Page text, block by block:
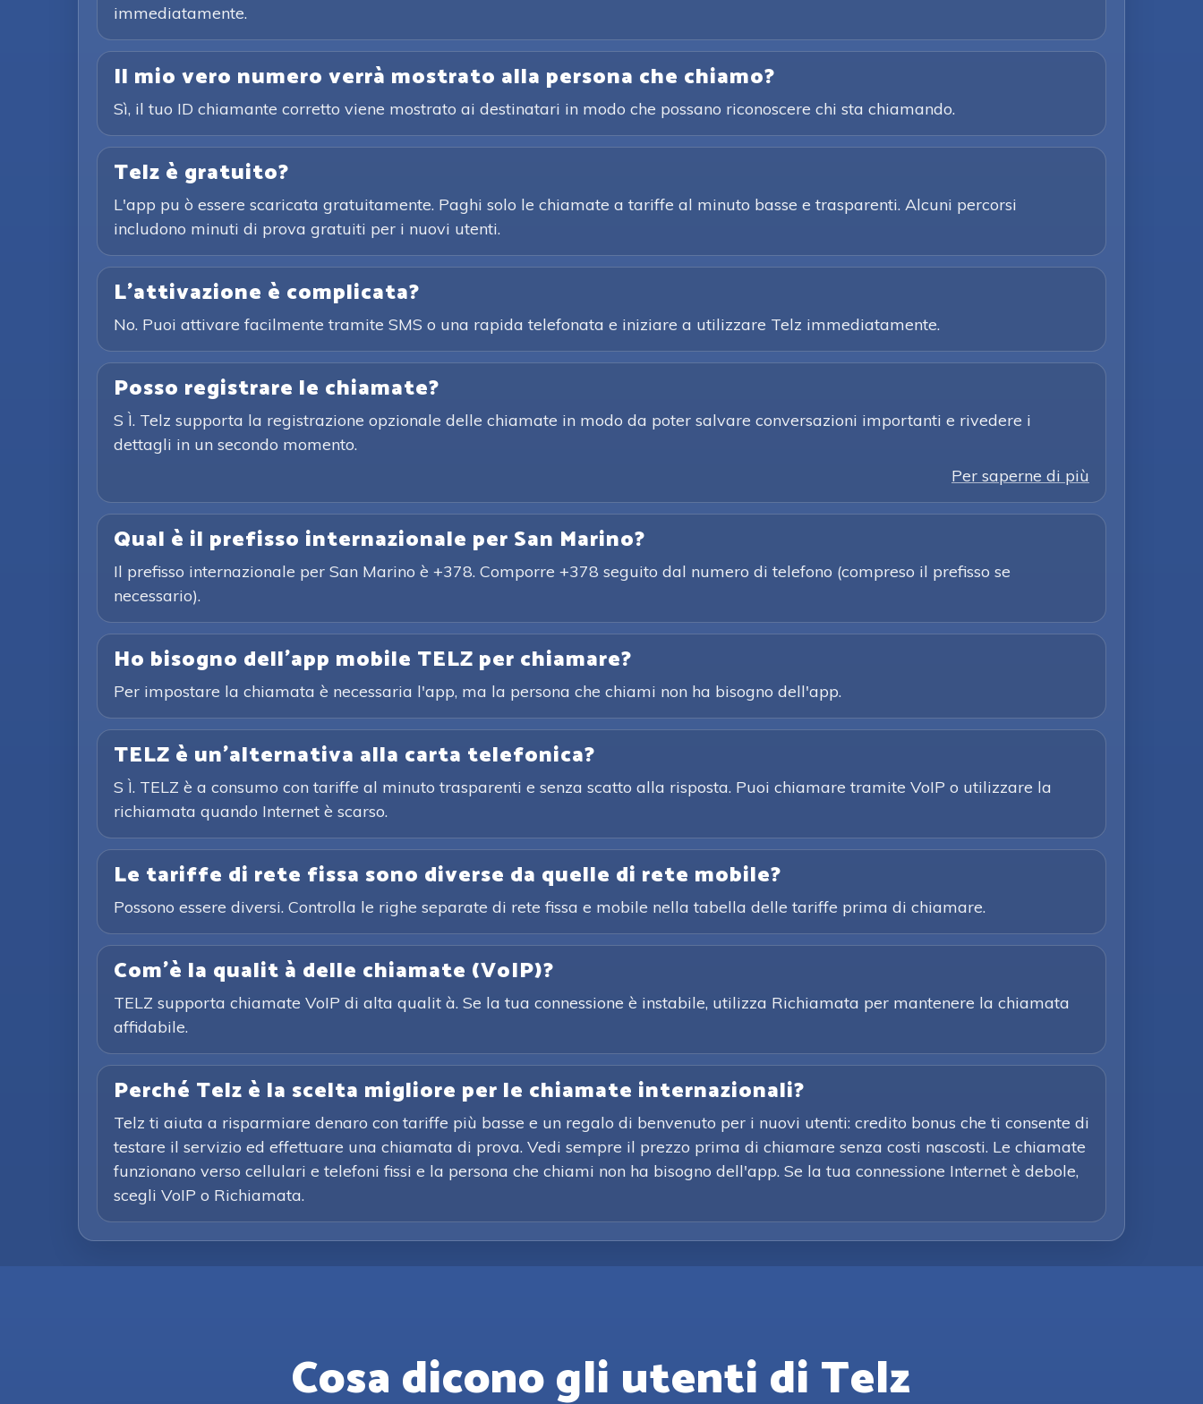
immediatamente.
Il mio vero numero verrà mostrato alla persona che chiamo?
Sì, il tuo ID chiamante corretto viene mostrato ai destinatari in modo che possano riconoscere chi sta chiamando.
Telz è gratuito?
L'app pu ò essere scaricata gratuitamente. Paghi solo le chiamate a tariffe al minuto basse e trasparenti. Alcuni percorsi
includono minuti di prova gratuiti per i nuovi utenti.
L'attivazione è complicata?
No. Puoi attivare facilmente tramite SMS o una rapida telefonata e iniziare a utilizzare Telz immediatamente.
Posso registrare le chiamate?
S Ì. Telz supporta la registrazione opzionale delle chiamate in modo da poter salvare conversazioni importanti e rivedere i
dettagli in un secondo momento.
Per saperne di più
Qual è il prefisso internazionale per San Marino?
Il prefisso internazionale per San Marino è +378. Comporre +378 seguito dal numero di telefono (compreso il prefisso se
necessario).
Ho bisogno dell'app mobile TELZ per chiamare?
Per impostare la chiamata è necessaria l'app, ma la persona che chiami non ha bisogno dell'app.
TELZ è un'alternativa alla carta telefonica?
S Ì. TELZ è a consumo con tariffe al minuto trasparenti e senza scatto alla risposta. Puoi chiamare tramite VoIP o utilizzare la
richiamata quando Internet è scarso.
Le tariffe di rete fissa sono diverse da quelle di rete mobile?
Possono essere diversi. Controlla le righe separate di rete fissa e mobile nella tabella delle tariffe prima di chiamare.
Com'è la qualit à delle chiamate (VoIP)?
TELZ supporta chiamate VoIP di alta qualit à. Se la tua connessione è instabile, utilizza Richiamata per mantenere la chiamata
affidabile.
Perché Telz è la scelta migliore per le chiamate internazionali?
Telz ti aiuta a risparmiare denaro con tariffe più basse e un regalo di benvenuto per i nuovi utenti: credito bonus che ti consente di
testare il servizio ed effettuare una chiamata di prova. Vedi sempre il prezzo prima di chiamare senza costi nascosti. Le chiamate
funzionano verso cellulari e telefoni fissi e la persona che chiami non ha bisogno dell'app. Se la tua connessione Internet è debole,
scegli VoIP o Richiamata.
Cosa dicono gli utenti di Telz